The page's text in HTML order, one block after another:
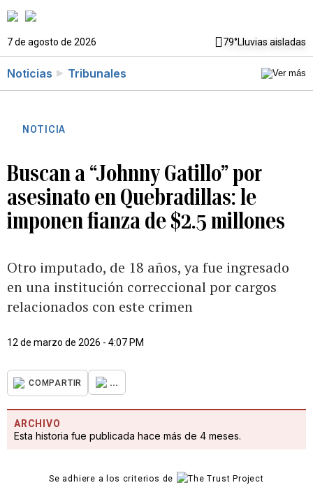
7 de agosto de 2026 79°Lluvias aisladas
Noticias Tribunales
NOTICIA
Buscan a “Johnny Gatillo” por
asesinato en Quebradillas: le
imponen fianza de $2.5 millones
Otro imputado, de 18 años, ya fue ingresado
en una institución correccional por cargos
relacionados con este crimen
12 de marzo de 2026 - 4:07 PM
COMPARTIR ...
ARCHIVO
Esta historia fue publicada hace más de 4 meses.
Se adhiere a los criterios de